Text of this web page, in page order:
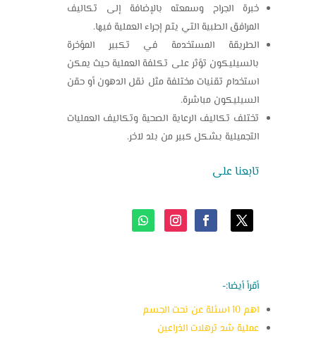
خبرة الجراح وسمعته بالإضافة إلى تكاليف
المرافق الطبية التي يتم إجراء العملية فيها.
الطريقة المستخدمة في تكبير المؤخرة
بالسيليكون تؤثر على تكلفة العملية حيث يمكن
استخدام تقنيات مختلفة مثل نقل الدهون أو حقن
السيليكون مباشرة.
تختلف تكاليف الرعاية الصحية وتكاليف العمليات
التجميلية بشكل كبير من بلد لآخر.
تابعنا على
أقرأ أيضا:-
اهم 10 اسئلة عن نحت الجسم
عملية شد ترهلات الذراعين